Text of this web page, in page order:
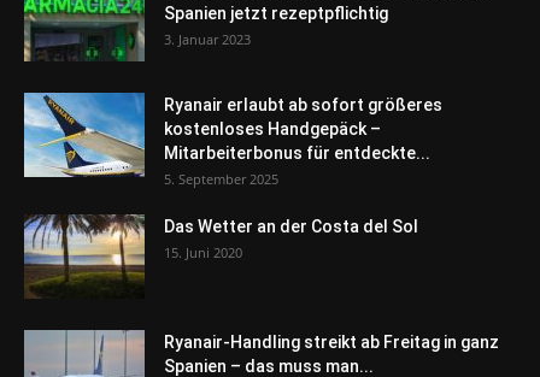
Spanien jetzt rezeptpflichtig
3. Januar 2023
Ryanair erlaubt ab sofort größeres
kostenloses Handgepäck –
Mitarbeiterbonus für entdeckte...
5. September 2025
Das Wetter an der Costa del Sol
15. Juni 2020
Ryanair-Handling streikt ab Freitag in ganz
Spanien – das muss man...